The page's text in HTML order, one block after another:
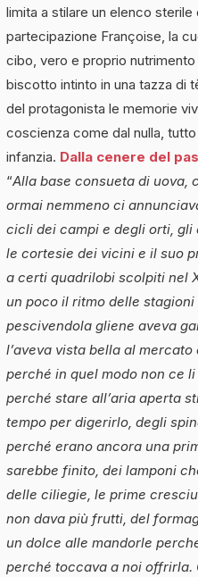
limita a stilare un elenco
partecipazione Françoise, la
cibo, vero e proprio nutrimento
biscotto intinto in una tazza di
del protagonista le memorie
coscienza come dal nulla,
infanzia. Dalla cenere del
“Alla base consueta di uova,
ormai nemmeno ci
cicli dei campi e degli orti,
le cortesie dei vicini e il suo
a certi quadrilobi scolpiti nel
un poco il ritmo delle
pescivendola gliene aveva
l’aveva vista bella al
perché in quel modo non ce
perché stare all’aria aperta
tempo per digerirlo, degli
perché erano ancora una
sarebbe finito, dei lamponi
delle ciliegie, le prime
non dava più frutti, del
un dolce alle mandorle
perché toccava a noi offrirla.